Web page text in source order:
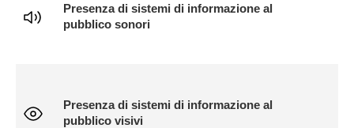
Presenza di sistemi di informazione al
pubblico sonori
Presenza di sistemi di informazione al
pubblico visivi